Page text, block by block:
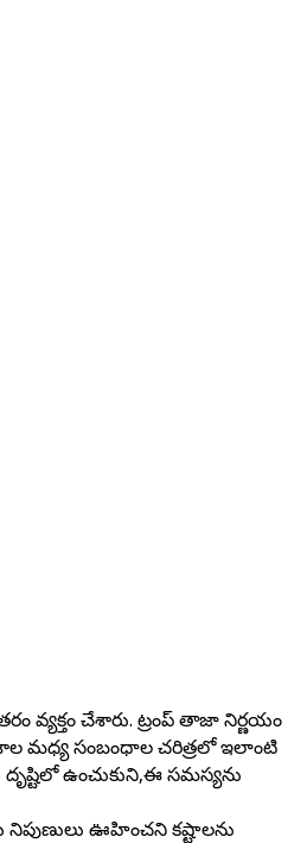
వ్యక్తం చేశారు. ట్రంప్ తాజా నిర్ణయం
మధ్య సంబంధాల చరిత్రలో ఇలాంటి
ఉంచుకుని,ఈ సమస్యను
నిపుణులు ఊహించని కష్టాలను